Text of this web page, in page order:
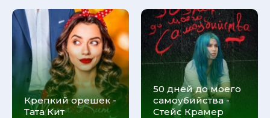
Крепкий орешек -
Тата Кит
50 дней до моего
самоубийства -
Стейс Крамер